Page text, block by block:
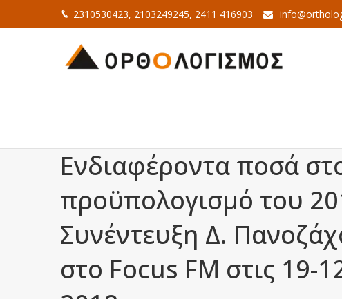
2310530423, 2103249245, 2411 416903
Ενδιαφέροντα ποσά
προϋπολογισμό του
Συνέντευξη Δ.
στο Focus FM στις 19-